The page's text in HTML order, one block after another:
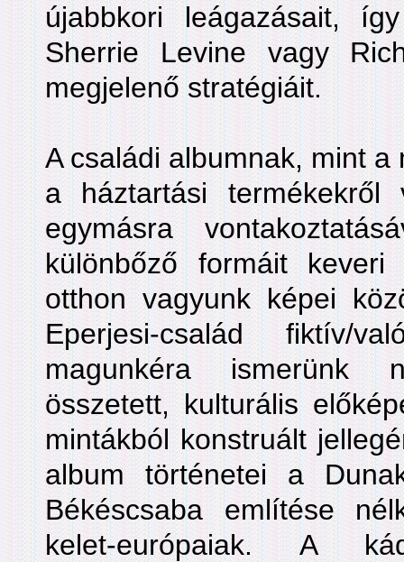
újabbkori leágazásait,
Sherrie Levine vagy
megjelenő stratégiáit.
A családi albumnak, mint
a háztartási termékekről
egymásra
különbőző formáit
otthon vagyunk képei
Eperjesi-család fiktív/
magunkéra ismerünk
összetett, kulturális
mintákból konstruált
album történetei a
Békéscsaba említése
kelet-európaiak. A